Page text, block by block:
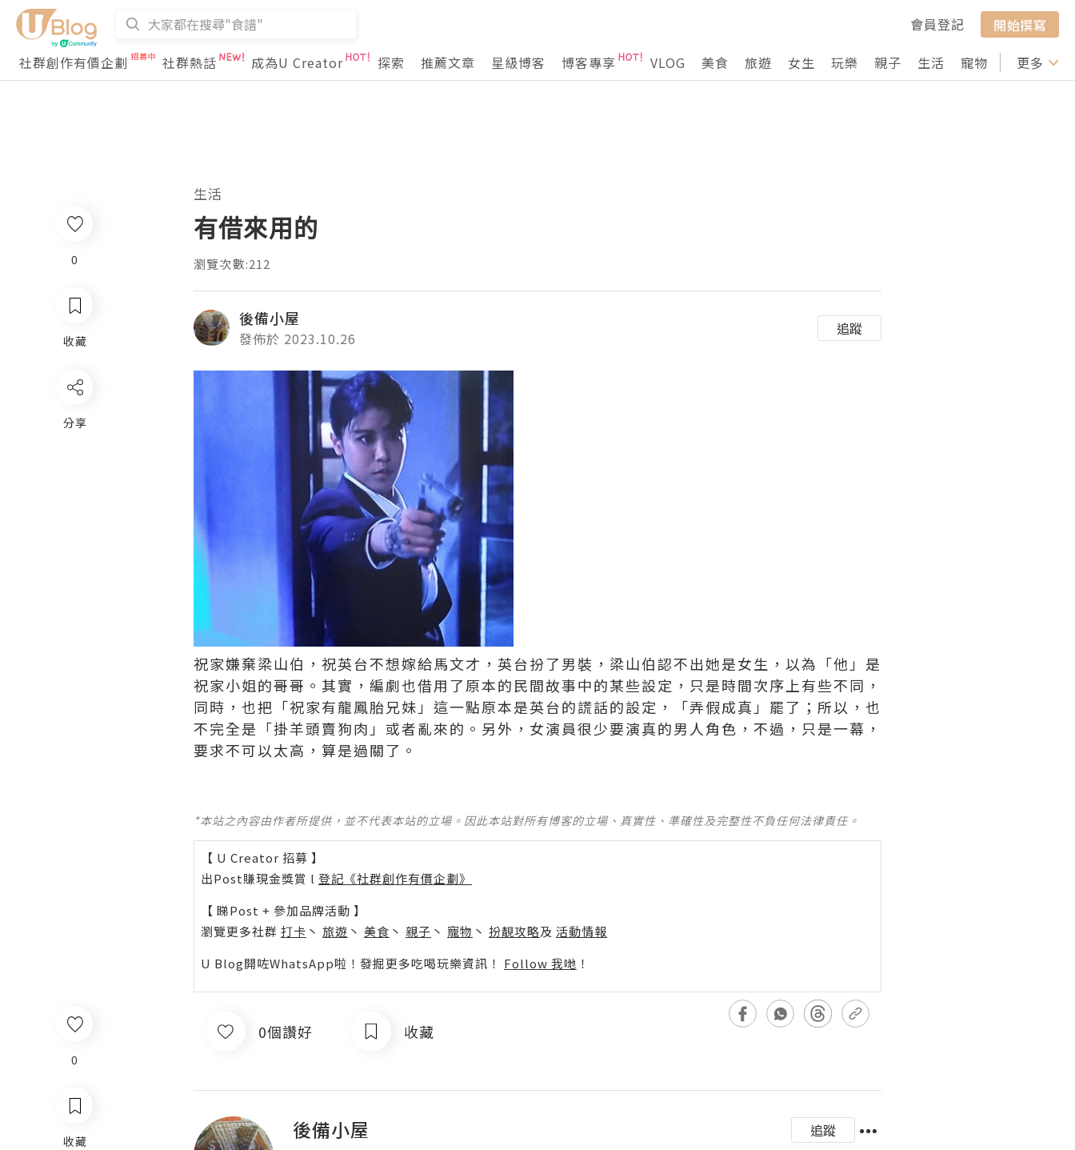
會員登記
開始撰寫
社群創作有價企劃
社群熱話 成為U Creator 探索 推薦文章 星級博客 博客專享 VLOG 美食 旅遊 女生 玩樂 親子 生活 寵物 行山 打卡
更多
0
收藏
生活
有借來用的
瀏覽次數:212
後備小屋
發佈於 2023.10.26
追蹤
祝家嫌棄梁山伯，祝英台不想嫁給馬文才，英台扮了男裝，梁山伯認不出她是女生，以為「他」是
祝家小姐的哥哥。其實，編劇也借用了原本的民間故事中的某些設定，只是時間次序上有些不同，
同時，也把「祝家有龍鳳胎兄妹」這一點原本是英台的謊話的設定，「弄假成真」罷了；所以，也
不完全是「掛羊頭賣狗肉」或者亂來的。另外，女演員很少要演真的男人角色，不過，只是一幕，
要求不可以太高，算是過關了。
*本站之內容由作者所提供，並不代表本站的立場。因此本站對所有博客的立場、真實性、準確性及完整性不負任何法律責任。
【 U Creator 招募 】
出Post賺現金獎賞 l 登記《社群創作有價企劃》
【 睇Post + 參加品牌活動 】
瀏覽更多社群 打卡 丶 旅遊 丶 美食 丶 親子 丶 寵物 丶 扮靚攻略及 活動情報
U Blog開咗WhatsApp啦！發掘更多吃喝玩樂資訊！ Follow 我哋 ！
0個讚好 收藏
後備小屋
追蹤
0
收藏
分享